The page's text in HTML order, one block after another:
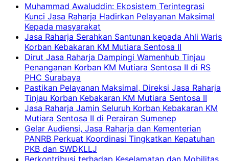
Muhammad Awaluddin: Ekosistem Terintegrasi
Kunci Jasa Raharja Hadirkan Pelayanan Maksimal
Kepada masyarakat
Jasa Raharja Serahkan Santunan kepada Ahli Waris
Korban Kebakaran KM Mutiara Sentosa II
Dirut Jasa Raharja Dampingi Wamenhub Tinjau
Penanganan Korban KM Mutiara Sentosa II di RS
PHC Surabaya
Pastikan Pelayanan Maksimal, Direksi Jasa Raharja
Tinjau Korban Kebakaran KM Mutiara Sentosa II
Jasa Raharja Jamin Seluruh Korban Kebakaran KM
Mutiara Sentosa II di Perairan Sumenep
Gelar Audiensi, Jasa Raharja dan Kementerian
PANRB Perkuat Koordinasi Tingkatkan Kepatuhan
PKB dan SWDKLLJ
Berkontribusi terhadap Keselamatan dan Mobilitas